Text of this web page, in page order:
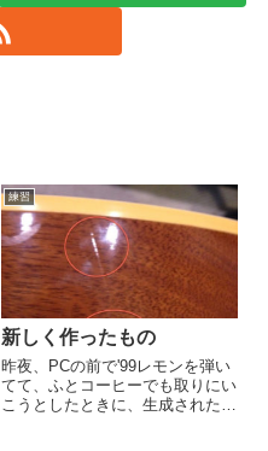
練習
新しく作ったもの
昨夜、PCの前で'99レモンを弾い
てて、ふとコーヒーでも取りにい
こうとしたときに、生成された最